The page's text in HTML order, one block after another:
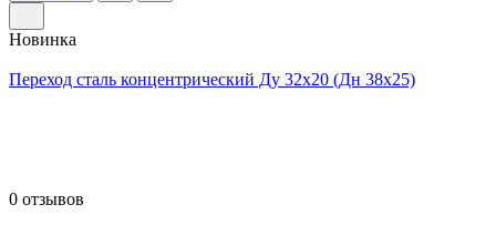
Новинка
Переход сталь концентрический Ду 32х20 (Дн 38х25)
0 отзывов